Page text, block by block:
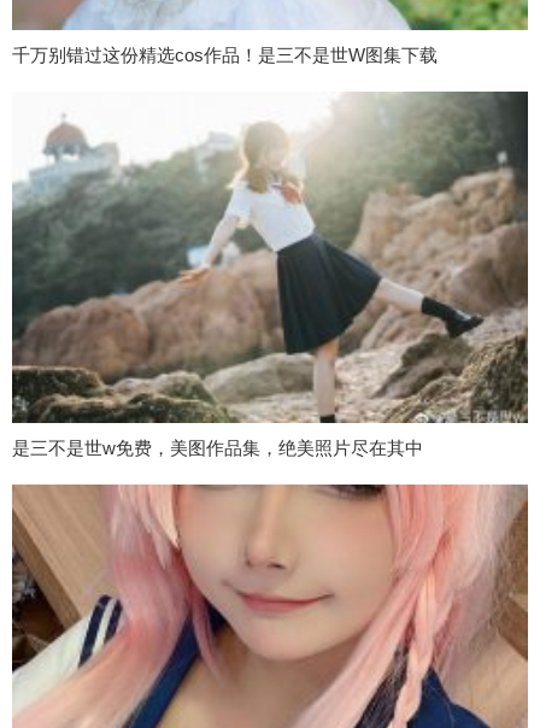
千万别错过这份精选cos作品！是三不是世W图集下载
是三不是世w免费，美图作品集，绝美照片尽在其中